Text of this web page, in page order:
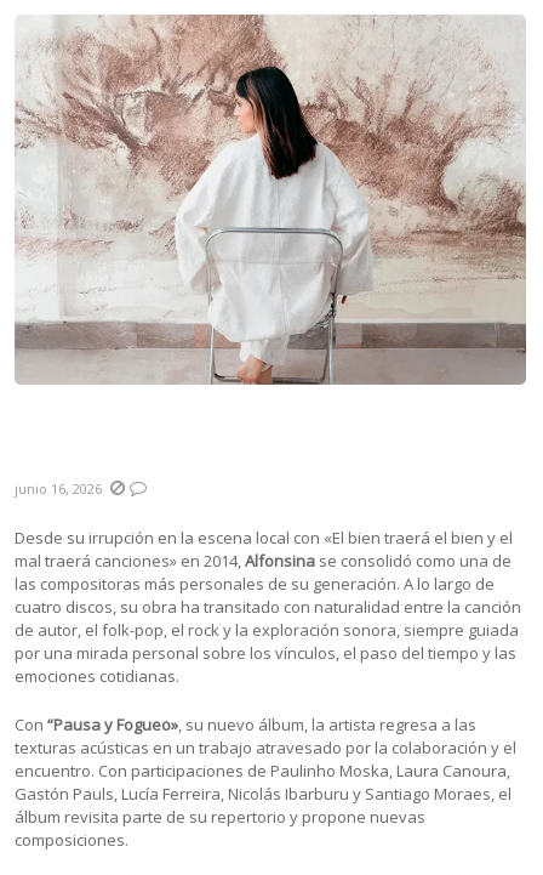
junio 16, 2026
Desde su irrupción en la escena local con «El bien traerá el bien y el
mal traerá canciones» en 2014,Alfonsina se consolidó como una de
las compositoras más personales de su generación. A lo largo de
cuatro discos, su obra ha transitado con naturalidad entre la canción
de autor, el folk-pop, el rock y la exploración sonora, siempre guiada
por una mirada personal sobre los vínculos, el paso del tiempo y las
emociones cotidianas.
Con“Pausa y Fogueo» , su nuevo álbum, la artista regresa a las
texturas acústicas en un trabajo atravesado por la colaboración y el
encuentro. Con participaciones de Paulinho Moska, Laura Canoura,
Gastón Pauls, Lucía Ferreira, Nicolás Ibarburu y Santiago Moraes, el
álbum revisita parte de su repertorio y propone nuevas
composiciones.